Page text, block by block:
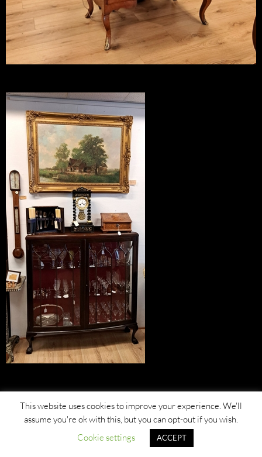
This website uses cookies to improve your experience. We'll
assume you're ok with this, but you can opt-out if you wish.
Cookie settings
ACCEPT